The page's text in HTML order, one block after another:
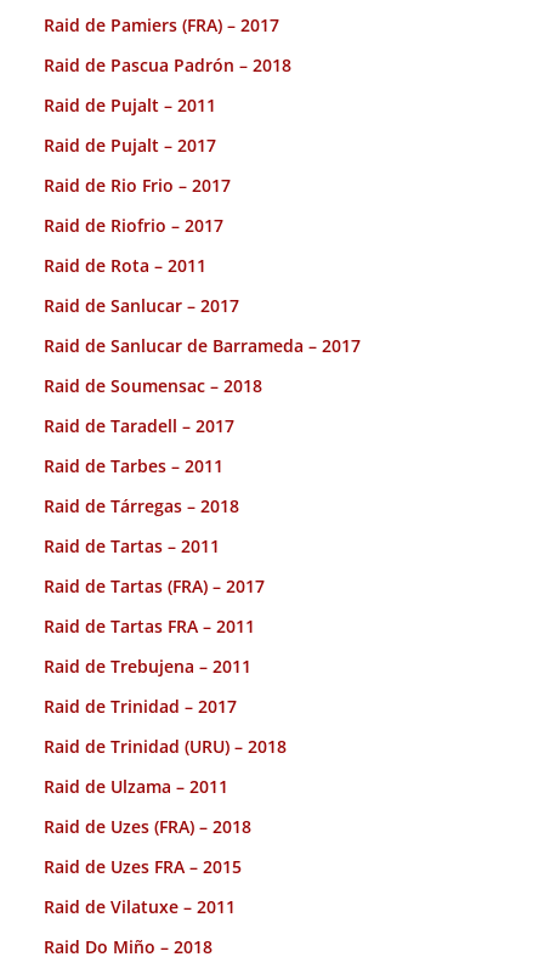
Raid de Pamiers (FRA) – 2017
Raid de Pascua Padrón – 2018
Raid de Pujalt – 2011
Raid de Pujalt – 2017
Raid de Rio Frio – 2017
Raid de Riofrio – 2017
Raid de Rota – 2011
Raid de Sanlucar – 2017
Raid de Sanlucar de Barrameda – 2017
Raid de Soumensac – 2018
Raid de Taradell – 2017
Raid de Tarbes – 2011
Raid de Tárregas – 2018
Raid de Tartas – 2011
Raid de Tartas (FRA) – 2017
Raid de Tartas FRA – 2011
Raid de Trebujena – 2011
Raid de Trinidad – 2017
Raid de Trinidad (URU) – 2018
Raid de Ulzama – 2011
Raid de Uzes (FRA) – 2018
Raid de Uzes FRA – 2015
Raid de Vilatuxe – 2011
Raid Do Miño – 2018